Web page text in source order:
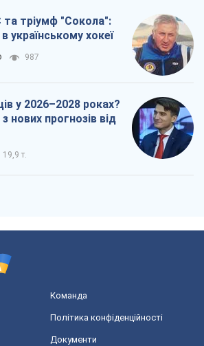
та тріумф "Сокола":
українському хокеї
987
у 2026–2028 роках?
нових прогнозів від
19,9 т.
Команда
Політика конфіденційності
Документи